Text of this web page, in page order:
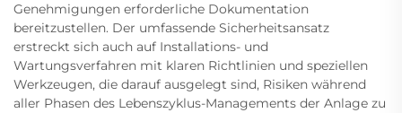
Genehmigungen erforderliche Dokumentation
bereitzustellen. Der umfassende Sicherheitsansatz
erstreckt sich auch auf Installations- und
Wartungsverfahren mit klaren Richtlinien und speziellen
Werkzeugen, die darauf ausgelegt sind, Risiken während
aller Phasen des Lebenszyklus-Managements der Anlage zu